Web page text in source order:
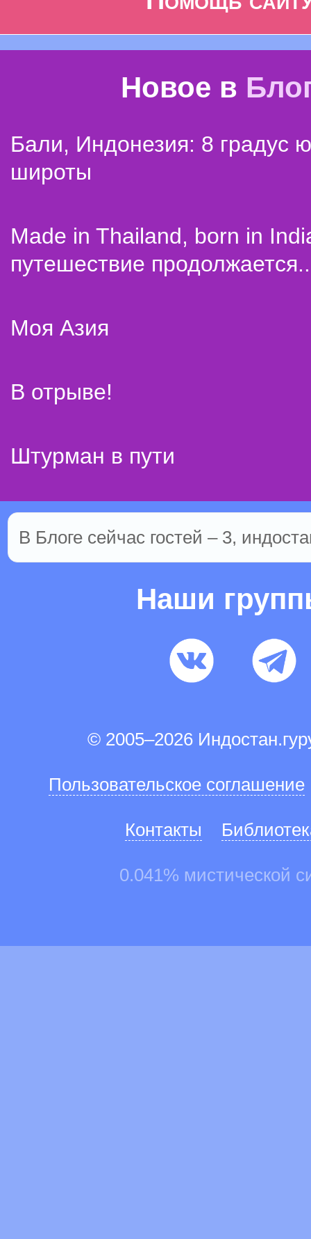
Новое в
Бали, Индонезия: 8 градус
широты
Made in Thailand, born in
путешествие
Моя Азия
В отрыве!
Штурман в пути
В Блоге сейчас гостей – 3,
Наши
© 2005–2026
Пользовательское соглашение
Контакты
0.041% мистической